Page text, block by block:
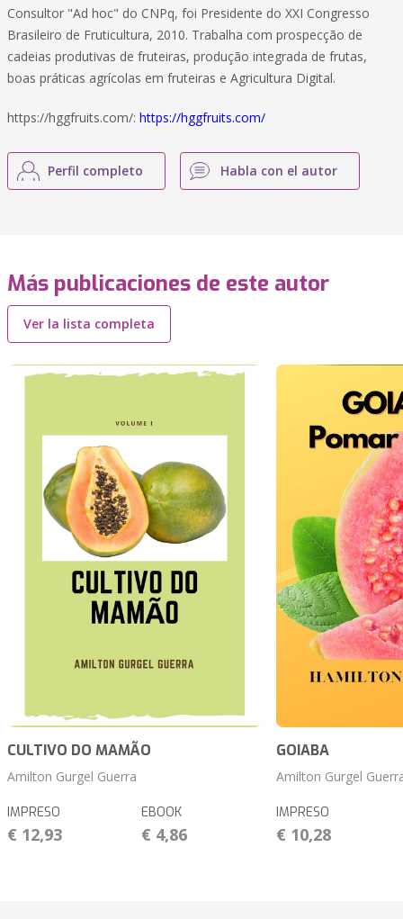
Consultor "Ad hoc" do CNPq, foi Presidente do XXI Congresso
Brasileiro de Fruticultura, 2010. Trabalha com prospecção de
cadeias produtivas de fruteiras, produção integrada de frutas,
boas práticas agrícolas em fruteiras e Agricultura Digital.
https://hggfruits.com/: https://hggfruits.com/
Perfil completo Habla con el autor
Más publicaciones de este autor
Ver la lista completa
CULTIVO DO MAMÃO
Amilton Gurgel Guerra
IMPRESO
€ 12,93
EBOOK
€ 4,86
GOIABA
Amilton Gurgel
IMPRESO
€ 10,28